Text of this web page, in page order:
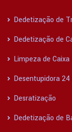
Dedetização de
Dedetização de
Limpeza de Caixa
Desentupidora 24
Desratização
Dedetização de